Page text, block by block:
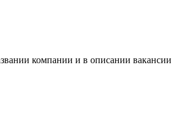
компании и в описании вакансии